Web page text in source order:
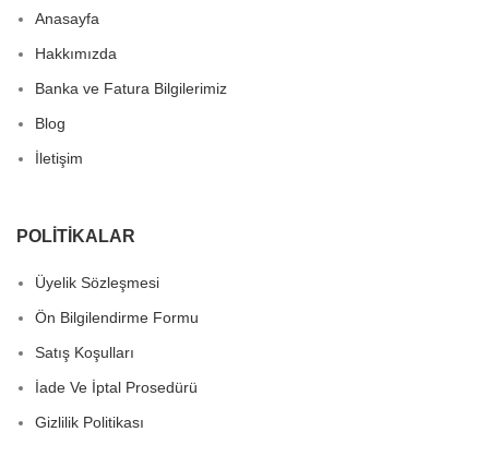
Anasayfa
Hakkımızda
Banka ve Fatura Bilgilerimiz
Blog
İletişim
POLITIKALAR
Üyelik Sözleşmesi
Ön Bilgilendirme Formu
Satış Koşulları
İade Ve İptal Prosedürü
Gizlilik Politikası